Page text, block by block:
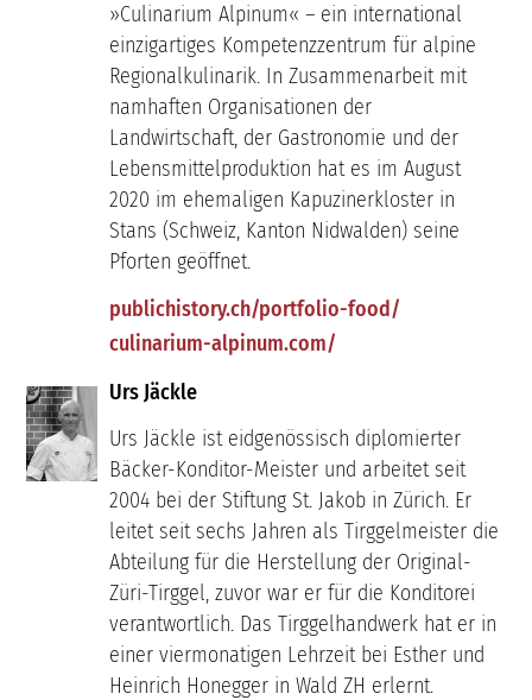
»Culinarium Alpinum« – ein international
einzigartiges Kompetenzzentrum für alpine
Regionalkulinarik. In Zusammenarbeit mit
namhaften Organisationen der
Landwirtschaft, der Gastronomie und der
Lebensmittelproduktion hat es im August
2020 im ehemaligen Kapuzinerkloster in
Stans (Schweiz, Kanton Nidwalden) seine
Pforten geöffnet.
publichistory.ch/portfolio-food/
culinarium-alpinum.com/
Urs Jäckle
Urs Jäckle ist eidgenössisch diplomierter
Bäcker-Konditor-Meister und arbeitet seit
2004 bei der Stiftung St. Jakob in Zürich. Er
leitet seit sechs Jahren als Tirggelmeister die
Abteilung für die Herstellung der Original-
Züri-Tirggel, zuvor war er für die Konditorei
verantwortlich. Das Tirggelhandwerk hat er in
einer viermonatigen Lehrzeit bei Esther und
Heinrich Honegger in Wald ZH erlernt.